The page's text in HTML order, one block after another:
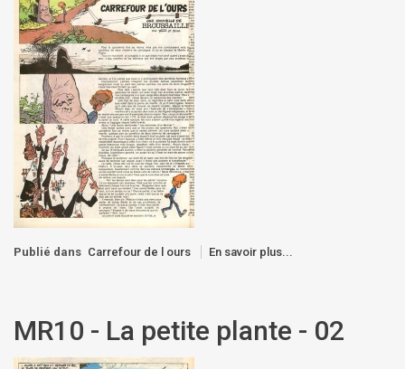
Publié dans Carrefour de l ours En savoir plus...
MR10 - La petite plante - 02